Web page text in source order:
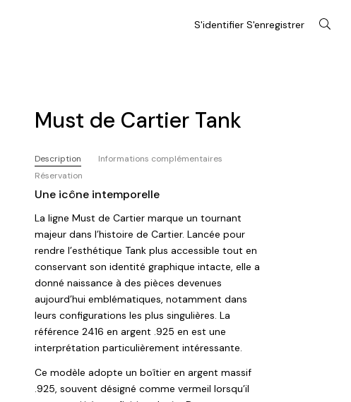
S'identifier S'enregistrer
Must de Cartier Tank
Description
Informations complémentaires
Réservation
Une icône intemporelle
La ligne Must de Cartier marque un tournant
majeur dans l’histoire de Cartier. Lancée pour
rendre l’esthétique Tank plus accessible tout en
conservant son identité graphique intacte, elle a
donné naissance à des pièces devenues
aujourd’hui emblématiques, notamment dans
leurs configurations les plus singulières. La
référence 2416 en argent .925 en est une
interprétation particulièrement intéressante.
Ce modèle adopte un boîtier en argent massif
.925, souvent désigné comme vermeil lorsqu’il